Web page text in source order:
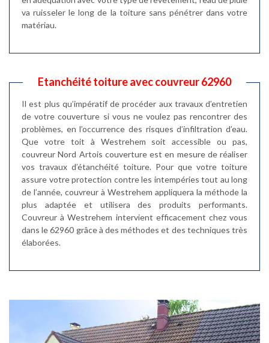
va ruisseler le long de la toiture sans pénétrer dans votre
matériau.
Etanchéité toiture avec couvreur 62960
Il est plus qu’impératif de procéder aux travaux d’entretien
de votre couverture si vous ne voulez pas rencontrer des
problèmes, en l’occurrence des risques d’infiltration d’eau.
Que votre toit à Westrehem soit accessible ou pas,
couvreur Nord Artois couverture est en mesure de réaliser
vos travaux d’étanchéité toiture. Pour que votre toiture
assure votre protection contre les intempéries tout au long
de l’année, couvreur à Westrehem appliquera la méthode la
plus adaptée et utilisera des produits performants.
Couvreur à Westrehem intervient efficacement chez vous
dans le 62960 grâce à des méthodes et des techniques très
élaborées.